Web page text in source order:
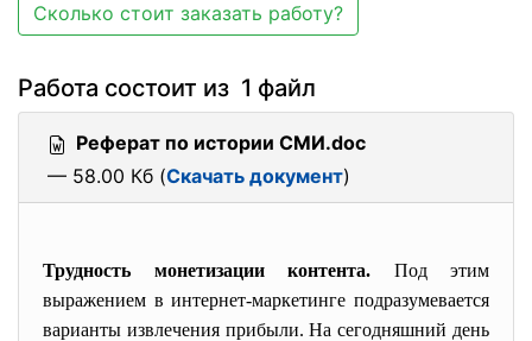
Сколько стоит заказать работу?
Работа состоит из 1 файл
Реферат по истории СМИ.doc
— 58.00 Кб (Скачать документ)
Трудность монетизации контента. Под этим
выражением в интернет-маркетинге подразумевается
варианты извлечения прибыли. На сегодняшний день